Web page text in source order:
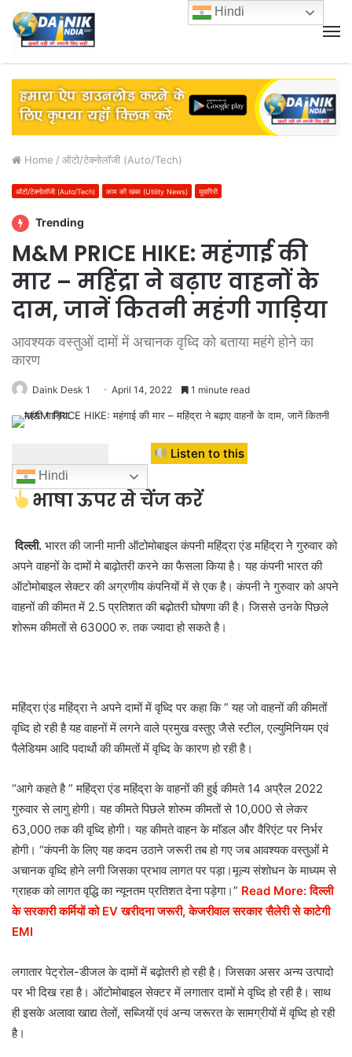
Home / ऑटो/टेक्नोलॉजी (Auto/Tech)
ऑटो/टेक्नोलॉजी (Auto/Tech) काम की खबर (Utility News) युवागिरी
Trending
M&M PRICE HIKE: महंगाई की
मार – महिंद्रा ने बढ़ाए वाहनों के
दाम, जानें कितनी महंगी गाड़िया
आवश्यक वस्तुओं दामों में अचानक वृध्दि को बताया महंगे होने का
कारण
Daink Desk 1 April 14, 2022 1 minute read
Listen to this
Hindi
भाषा ऊपर से चेंज करें
दिल्ली. भारत की जानी मानी ऑटोमोबाइल कंपनी महिंद्रा एंड महिंद्रा नेे गुरुवार को
अपने वाहनों के दामों मे बाढ़ोतरी करने का फैसला किया है। यह कंपनी भारत की
ऑटोमोबाइल सेक्टर की अग्रणीय कंपनियों में से एक है। कंपनी ने गुरुवार को अपने
वाहनों की कीमत में 2.5 प्रतिशत की बढ़ोतरी घोषणा की है। जिससे उनके पिछले
शोरूम कीमतों से 63000 रु. तक ज्यादा हो सकते है।
महिंद्रा एंड महिंद्रा ने अपने दामों में वृध्दि पर कहा कि ” यह जो वाहनों की कीमतों
वृध्दि हो रही है यह वाहनों में लगने वाले प्रमुख वस्तुए जैसे स्टील, एल्युमिनियम एवं
पैलेडियम आदि पदार्थो की कीमतों में वृध्दि के कारण हो रही है।
“आगे कहते है ” महिंद्रा एंड महिंद्रा के वाहनों की हुई कीमते 14 अप्रैल 2022
गुरुवार से लागु होगी। यह कीमते पिछले शोरुम कीमतों से 10,000 से लेकर
63,000 तक की वृध्दि होगी। यह कीमते वाहन के मॉडल और वैरिएंट पर निर्भर
होगी। “कंपनी के लिए यह कदम उठाने जरूरी तब हो गए जब आवश्यक वस्तुओंं मे
अचानक वृध्दि होने लगी जिसका प्रभाव लागत पर पड़ा।मूल्य संशोधन के माध्यम से
ग्राहक को लागत वृद्धि का न्यूनतम प्रतिशत देना पड़ेगा।” Read More: दिल्ली
के सरकारी कर्मियों को EV खरीदना जरूरी, केजरीवाल सरकार सैलेरी से काटेगी
EMI
लगातार पेट्रोल-डीजल के दामों में बढ़ोतरी हो रही है। जिसका असर अन्य उत्पादो
पर भी दिख रहा है। ऑटोमोबाइल सेक्टर में लगातार दामों मे वृध्दि हो रही है। साथ
ही इसके अलावा खाद्य तेलों, सब्जियों एवं अन्य जरूरत के सामग्रीयों में वृध्दि हो रही
है।
Hindi